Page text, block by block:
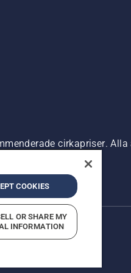
cirkapriser.
COOKIES
OR SHARE MY
INFORMATION